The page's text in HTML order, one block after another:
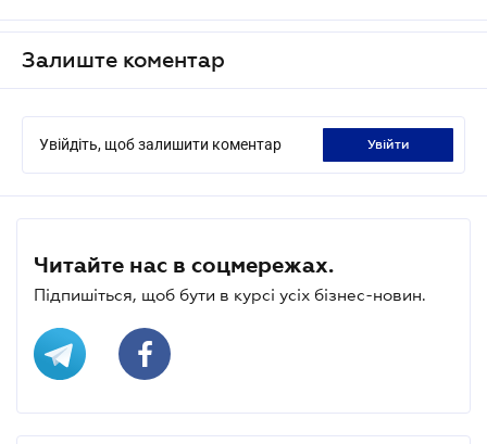
Залиште коментар
Увійдіть, щоб залишити коментар увійти
Читайте нас в соцмережах.
Підпишіться, щоб бути в курсі усіх бізнес-новин.